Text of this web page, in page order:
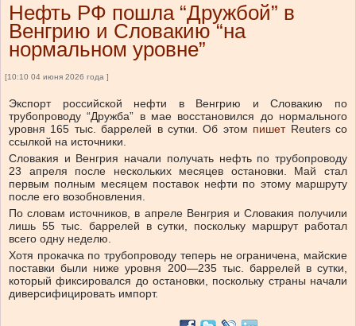
Нефть РФ пошла “Дружбой” в
Венгрию и Словакию “на
нормальном уровне”
[10:10 04 июня 2026 года ]
Экспорт российской нефти в Венгрию и Словакию по
трубопроводу “Дружба” в мае восстановился до нормального
уровня 165 тыс. баррелей в сутки. Об этом пишетReuters со
ссылкой на источники.
Словакия и Венгрия начали получать нефть по трубопроводу
23 апреля после нескольких месяцев остановки. Май стал
первым полным месяцем поставок нефти по этому маршруту
после его возобновления.
По словам источников, в апреле Венгрия и Словакия получили
лишь 55 тыс. баррелей в сутки, поскольку маршрут работал
всего одну неделю.
Хотя прокачка по трубопроводу теперь не ограничена, майские
поставки были ниже уровня 200—235 тыс. баррелей в сутки,
который фиксировался до остановки, поскольку страны начали
диверсифицировать импорт.